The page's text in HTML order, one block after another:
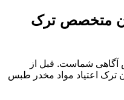
متخصص ترک
آگاهی شماست. قبل از
ترک اعتیاد مواد مخدر طبس